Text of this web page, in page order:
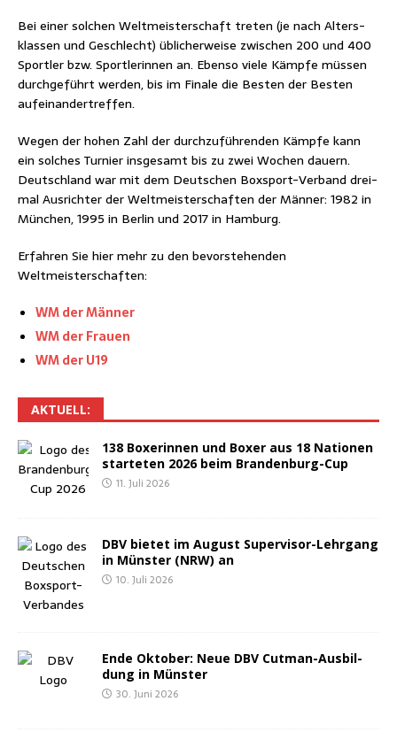
Bei einer sol­chen Welt­meis­ter­schaft tre­ten (je nach Alters­
klas­sen und Geschlecht) übli­cher­wei­se zwi­schen 200 und 400
Sport­ler bzw. Sport­le­rin­nen an. Eben­so vie­le Kämp­fe müs­sen
durch­ge­führt wer­den, bis im Fina­le die Bes­ten der Bes­ten
aufeinandertreffen.
Wegen der hohen Zahl der durch­zu­füh­ren­den Kämp­fe kann
ein sol­ches Tur­nier ins­ge­samt bis zu zwei Wochen dau­ern.
Deutsch­land war mit dem Deut­schen Box­sport-Ver­band drei­
mal Aus­rich­ter der Welt­meis­ter­schaf­ten der Män­ner: 1982 in
Mün­chen, 1995 in Ber­lin und 2017 in Hamburg.
Erfah­ren Sie hier mehr zu den bevor­ste­hen­den
Weltmeisterschaften:
WM der Männer
WM der Frauen
WM der U19
AKTU­ELL:
138 Boxe­rin­nen und Boxer aus 18 Natio­nen
star­te­ten 2026 beim Brandenburg-Cup
11. Juli 2026
DBV bie­tet im August Super­vi­sor-Lehr­gang
in Müns­ter (NRW) an
10. Juli 2026
Ende Okto­ber: Neue DBV Cut­man-Aus­bil­
dung in Münster
30. Juni 2026